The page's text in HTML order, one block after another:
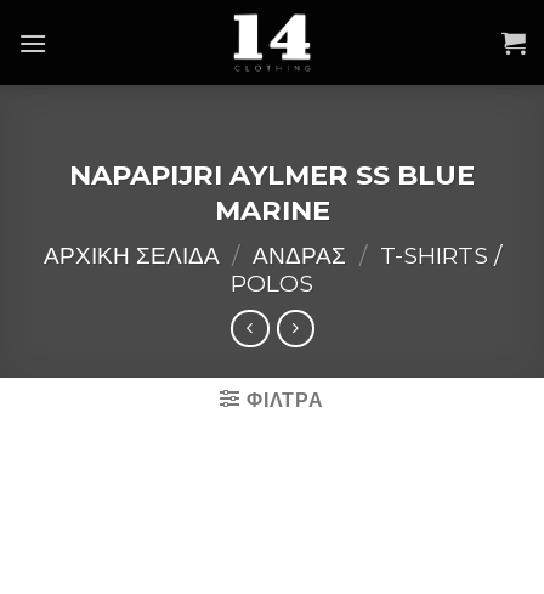
NAPAPIJRI AYLMER SS BLUE
MARINE
ΑΡΧΙΚΉ ΣΕΛΊΔΑ / ΑΝΔΡΑΣ / T-SHIRTS /
POLOS
ΦΙΛΤΡΑ